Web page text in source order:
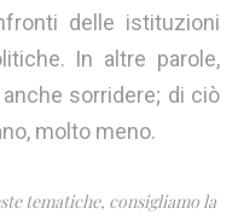
delle istituzioni
In altre parole,
sorridere; di ciò
molto meno.
tematiche, consigliamo la